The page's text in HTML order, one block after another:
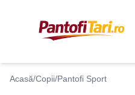
Acasă/Copii/Pantofi Sport